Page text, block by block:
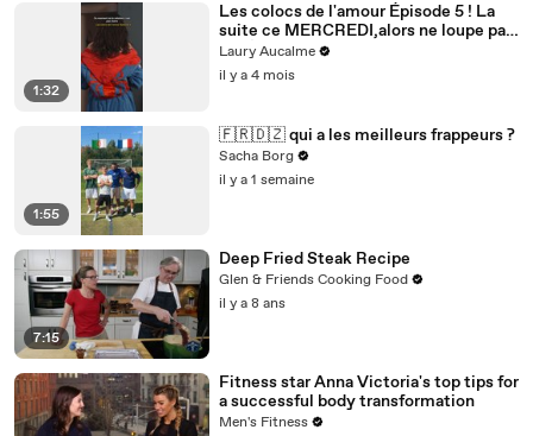
1:32
Les colocs de l'amour Épisode 5 ! La
suite ce MERCREDI,alors ne loupe pas
ça! Épisode 5/8 pour la saison 2
Laury Aucalme
il y a 4 mois
1:55
🇫🇷🇩🇿 qui a les meilleurs frappeurs ?
Sacha Borg
il y a 1 semaine
7:15
Deep Fried Steak Recipe
Glen & Friends Cooking Food
il y a 8 ans
Fitness star Anna Victoria's top tips for
a successful body transformation
Men's Fitness